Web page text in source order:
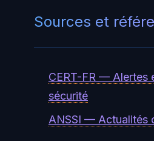
Sources et
CERT-FR — Alertes
sécurité
ANSSI — Actualités